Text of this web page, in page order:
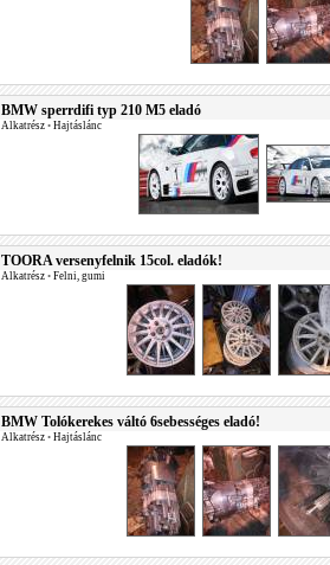
BMW sperrdifi typ 210 M5 eladó
Alkatrész • Hajtáslánc
TOORA versenyfelnik 15col. eladók!
Alkatrész • Felni, gumi
BMW Tolókerekes váltó 6sebességes eladó!
Alkatrész • Hajtáslánc